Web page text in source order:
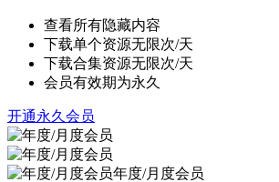
查看所有隐藏内容
下载单个资源无限次/天
下载合集资源无限次/天
会员有效期为永久
开通永久会员
年度/月度会员